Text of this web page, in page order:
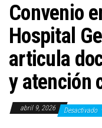
Convenio
Hospital
articula
y atención
abril 9, 2026 Desactivado